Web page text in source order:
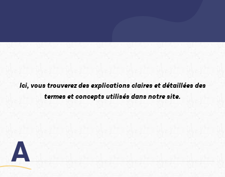
Ici, vous trouverez des explications claires et détaillées des
termes et concepts utilisés dans notre site.
A